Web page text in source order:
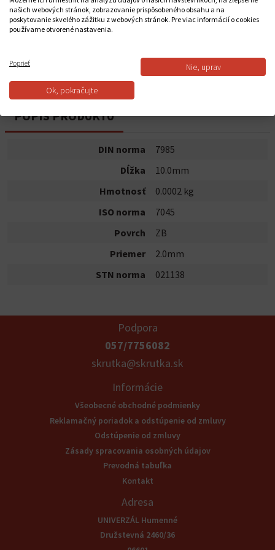
0,0069 €
POPIS PRODUKTU
DIN norma
7985
Dĺžka
10.0mm
Hmotnosť
0.0002 kg
ISO norma
7045
Povrch
ZB
Priemer
2.0mm
STN norma
021138
Podpora
057/7756082
skrutka@skrutka.sk
Informácie
Všeobecné obchodné podmienky
Reklamačný poriadok a odstúpenie od zmluvy
Odstúpenie od zmluvy
Zásady spracovania osobných údajov
Prevodná tabuľka
Kontakt
Adresa
UNIVERZÁL Humenné
Družstevná 2460/36
našich webových stránok, zobrazovanie prispôsobeného obsahu a na
poskytovanie skvelého zážitku z webových stránok. Pre viac informácií o cookies
používame otvorené nastavenia.
Poprieť Nie, uprav
Ok, pokračujte